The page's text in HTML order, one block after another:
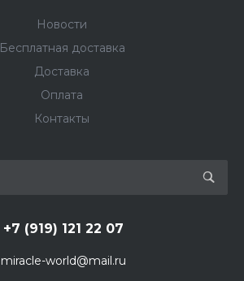
Новости
Бесплатная доставка
Доставка
Оплата
Контакты
+7 (919) 121 22 07
miracle-world@mail.ru